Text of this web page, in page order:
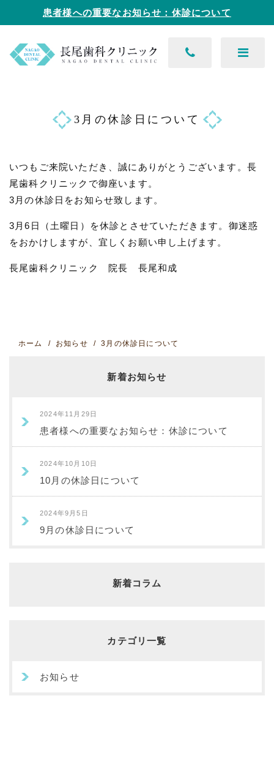
患者様への重要なお知らせ：休診について
3月の休診日について
いつもご来院いただき、誠にありがとうございます。長
尾歯科クリニックで御座います。
3月の休診日をお知らせ致します。
3月6日（土曜日）を休診とさせていただきます。御迷惑
をおかけしますが、宜しくお願い申し上げます。
長尾歯科クリニック 院長 長尾和成
ホーム お知らせ 3月の休診日について
新着お知らせ
2024年11月29日
患者様への重要なお知らせ：休診について
2024年10月10日
10月の休診日について
2024年9月5日
9月の休診日について
新着コラム
カテゴリ一覧
お知らせ